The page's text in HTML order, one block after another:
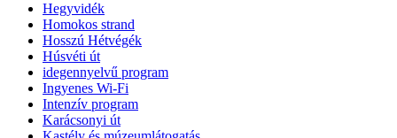
Hegyvidék
Homokos strand
Hosszú Hétvégék
Húsvéti út
idegennyelvű program
Ingyenes Wi-Fi
Intenzív program
Karácsonyi út